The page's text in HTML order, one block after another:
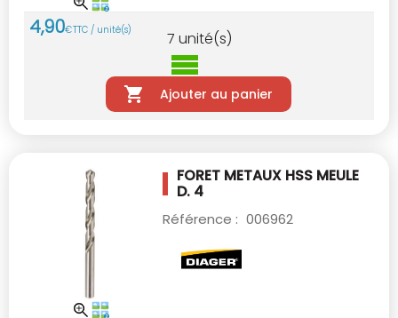
4,90€TTC / unité(s) 7 unité(s)
Ajouter au panier
FORET METAUX HSS MEULE
D. 4
Référence : 006962